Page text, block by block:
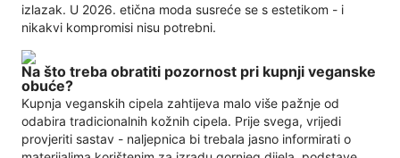
izlazak. U 2026. etična moda susreće se s estetikom - i
nikakvi kompromisi nisu potrebni.
Na što treba obratiti pozornost pri kupnji veganske
obuće?
Kupnja veganskih cipela zahtijeva malo više pažnje od
odabira tradicionalnih kožnih cipela. Prije svega, vrijedi
provjeriti sastav - naljepnica bi trebala jasno informirati o